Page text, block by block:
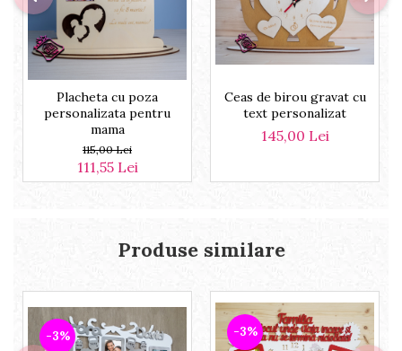
Placheta cu poza
personalizata pentru
mama
115,00 Lei
111,55 Lei
Ceas de birou gravat cu
text personalizat
145,00 Lei
Produse similare
-3% -3%